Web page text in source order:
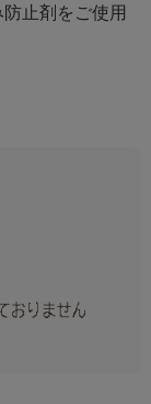
止剤をご使用